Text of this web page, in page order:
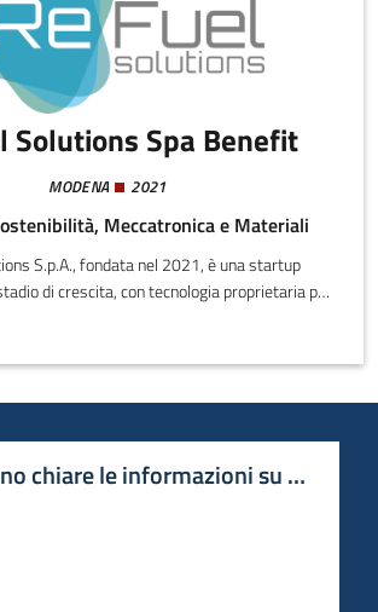
Solutions Spa Benefit
MODENA 2021
Meccatronica e Materiali
S.p.A., fondata nel 2021, è una startup
di crescita, con tecnologia proprietaria per
per ampliare il proprio ecosistema di
soluzioni.
chiare le informazioni su questa